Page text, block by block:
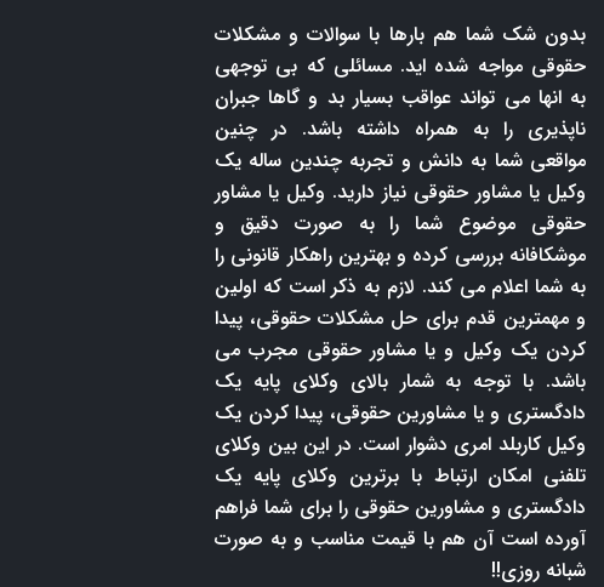
بدون شک شما هم بارها با سوالات و مشکلات
حقوقی مواجه شده اید. مسائلی که بی توجهی
به انها می تواند عواقب بسیار بد و گاها جبران
ناپذیری را به همراه داشته باشد. در چنین
مواقعی شما به دانش و تجربه چندین ساله یک
وکیل یا مشاور حقوقی نیاز دارید. وکیل یا مشاور
حقوقی موضوع شما را به صورت دقیق و
موشکافانه بررسی کرده و بهترین راهکار قانونی را
به شما اعلام می کند. لازم به ذکر است که اولین
و مهمترین قدم برای حل مشکلات حقوقی، پیدا
کردن یک وکیل و یا مشاور حقوقی مجرب می
باشد. با توجه به شمار بالای وکلای پایه یک
دادگستری و یا مشاورین حقوقی، پیدا کردن یک
وکیل کاربلد امری دشوار است. در این بین وکلای
تلفنی امکان ارتباط با برترین وکلای پایه یک
دادگستری و مشاورین حقوقی را برای شما فراهم
آورده است آن هم با قیمت مناسب و به صورت
شبانه روزی!!